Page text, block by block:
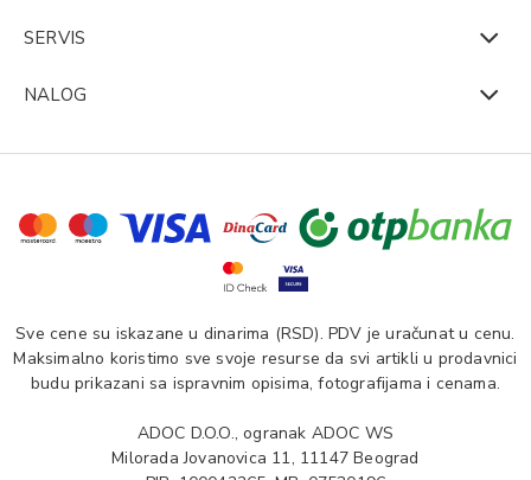
SERVIS
NALOG
Sve cene su iskazane u dinarima (RSD). PDV je uračunat u cenu.
Maksimalno koristimo sve svoje resurse da svi artikli u prodavnici
budu prikazani sa ispravnim opisima, fotografijama i cenama.
ADOC D.O.O., ogranak ADOC WS
Milorada Jovanovica 11, 11147 Beograd